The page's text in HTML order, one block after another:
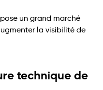
un grand marché
la visibilité de
technique de